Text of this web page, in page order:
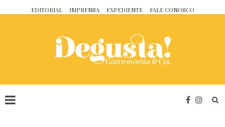
EDITORIAL IMPRENSA EXPEDIENTE FALE CONOSCO